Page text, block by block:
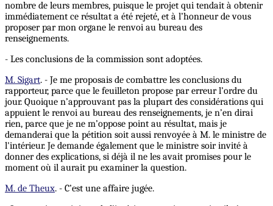
nombre de leurs membres, puisque le projet qui tendait à obtenir
immédiatement ce résultat a été rejeté, et à l’honneur de vous
proposer par mon organe le renvoi au bureau des
renseignements.
- Les conclusions de la commission sont adoptées.
M. Sigart. - Je me proposais de combattre les conclusions du
rapporteur, parce que le feuilleton propose par erreur l’ordre du
jour. Quoique n’approuvant pas la plupart des considérations qui
appuient le renvoi au bureau des renseignements, je n’en dirai
rien, parce que je ne m’oppose point au résultat, mais je
demanderai que la pétition soit aussi renvoyée à M. le ministre de
l'intérieur. Je demande également que le ministre soir invité à
donner des explications, si déjà il ne les avait promises pour le
moment où il aurait pu examiner la question.
M. de Theux. - C’est une affaire jugée.